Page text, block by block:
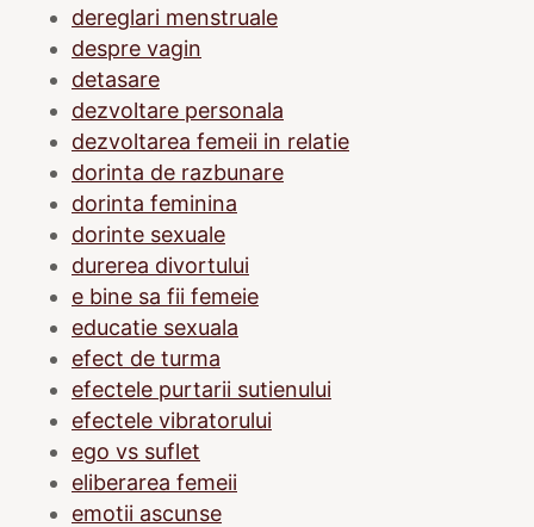
dereglari menstruale
despre vagin
detasare
dezvoltare personala
dezvoltarea femeii in relatie
dorinta de razbunare
dorinta feminina
dorinte sexuale
durerea divortului
e bine sa fii femeie
educatie sexuala
efect de turma
efectele purtarii sutienului
efectele vibratorului
ego vs suflet
eliberarea femeii
emotii ascunse